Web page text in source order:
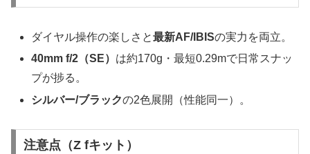
ダイヤル操作の楽しさと最新AF/IBISの実力を両立。
40mm f/2（SE） は約170g・最短0.29mで日常スナッ
プが捗る。
シルバー/ブラックの2色展開（性能同一）。
注意点（Z fキット）